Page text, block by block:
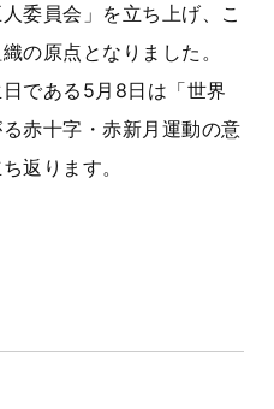
委員会」を立ち上げ、こ
の原点となりました。
である5月8日は「世界
赤十字・赤新月運動の意
返ります。